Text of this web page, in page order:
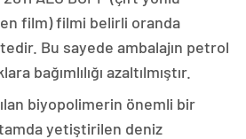
film) filmi belirli oranda
Bu sayede ambalajın petrol
bağımlılığı azaltılmıştır.
biyopolimerin önemli bir
yetiştirilen deniz